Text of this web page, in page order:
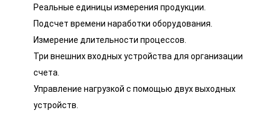
Реальные единицы измерения продукции.
Подсчет времени наработки оборудования.
Измерение длительности процессов.
Три внешних входных устройства для организации
счета.
Управление нагрузкой с помощью двух выходных
устройств.